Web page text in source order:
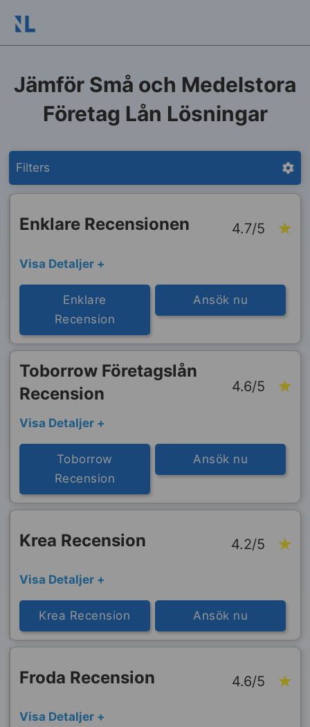
Jämför Små och Medelstora
Företag Lån Lösningar
Filters
Enklare Recensionen 4.7/5
Visa Detaljer +
Enklare
Recension
Ansök nu
Toborrow Företagslån
Recension
4.6/5
Visa Detaljer +
Toborrow
Recension
Ansök nu
Krea Recension 4.2/5
Visa Detaljer +
Krea Recension Ansök nu
Froda Recension 4.6/5
Visa Detaljer +